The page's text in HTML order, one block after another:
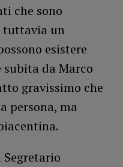
che sono
tuttavia un
esistere
subita da Marco
gravissimo che
persona, ma